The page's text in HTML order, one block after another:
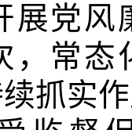
展党风
，常态
抓实